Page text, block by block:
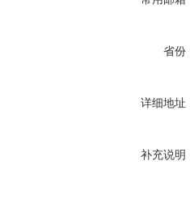
省份
详细地址
补充说明